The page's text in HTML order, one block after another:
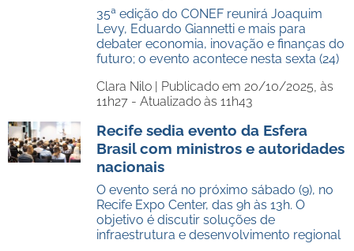
35ª edição do CONEF reunirá Joaquim
Levy, Eduardo Giannetti e mais para
debater economia, inovação e finanças do
futuro; o evento acontece nesta sexta (24)
Clara Nilo | Publicado em 20/10/2025, às
11h27 - Atualizado às 11h43
Recife sedia evento da Esfera
Brasil com ministros e autoridades
nacionais
O evento será no próximo sábado (9), no
Recife Expo Center, das 9h às 13h. O
objetivo é discutir soluções de
infraestrutura e desenvolvimento regional